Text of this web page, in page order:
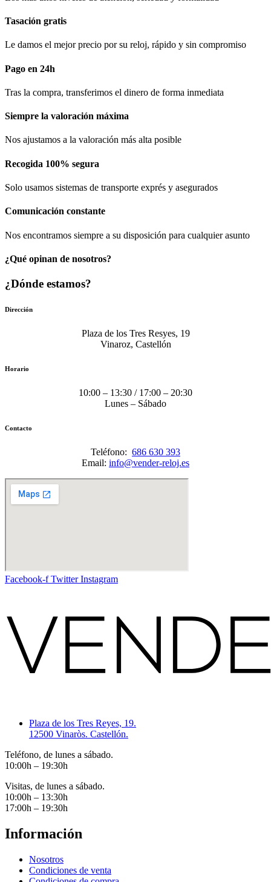
Tasación gratis
Le damos el mejor precio por su reloj, rápido y sin compromiso
Pago en 24h
Tras la compra, transferimos el dinero de forma inmediata
Siempre la valoración máxima
Nos ajustamos a la valoración más alta posible
Recogida 100% segura​
Solo usamos sistemas de transporte exprés y asegurados
Comunicación​ constante
Nos encontramos siempre a su disposición para cualquier asunto
¿Qué opinan de nosotros?
¿Dónde estamos?
Dirección
Plaza de los Tres Resyes, 19
Vinaroz, Castellón
Horario
10:00 – 13:30 / 17:00 – 20:30
Lunes – Sábado
Contacto
Teléfono: 686 630 393
Email: info@vender-reloj.es
Facebook-f Twitter Instagram
Plaza de los Tres Reyes, 19.
12500 Vinaròs. Castellón.
Teléfono, de lunes a sábado.
10:00h – 19:30h
Visitas, de lunes a sábado.
10:00h – 13:30h
17:00h – 19:30h
Información
Nosotros
Condiciones de venta